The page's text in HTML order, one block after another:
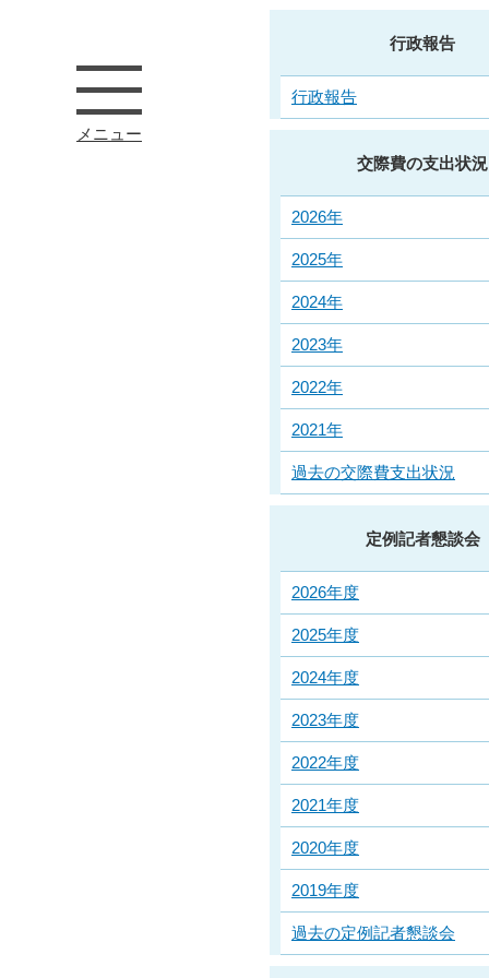
メニュー
行政報告
行政報告
交際費の支出状況
2026年
2025年
2024年
2023年
2022年
2021年
過去の交際費支出状況
定例記者懇談会
2026年度
2025年度
2024年度
2023年度
2022年度
2021年度
2020年度
2019年度
過去の定例記者懇談会